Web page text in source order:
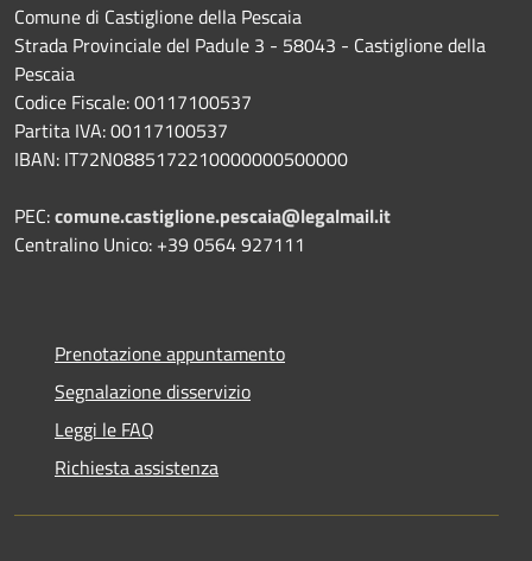
Comune di Castiglione della Pescaia
Strada Provinciale del Padule 3 - 58043 - Castiglione della
Pescaia
Codice Fiscale: 00117100537
Partita IVA: 00117100537
IBAN: IT72N0885172210000000500000
PEC:comune.castiglione.pescaia@legalmail.it
Centralino Unico: +39 0564 927111
Prenotazione appuntamento
Segnalazione disservizio
Leggi le FAQ
Richiesta assistenza